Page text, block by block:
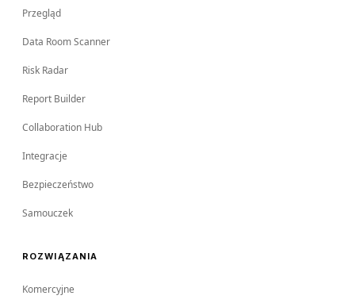
Przegląd
Data Room Scanner
Risk Radar
Report Builder
Collaboration Hub
Integracje
Bezpieczeństwo
Samouczek
ROZWIĄZANIA
Komercyjne